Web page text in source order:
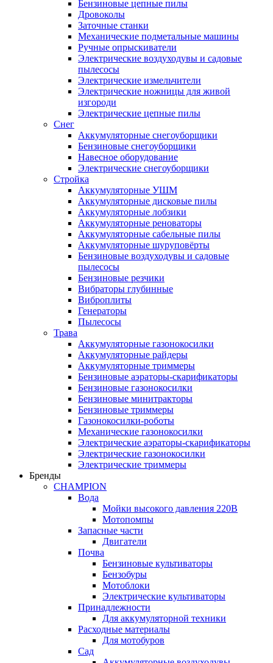
Бензиновые цепные пилы
Дровоколы
Заточные станки
Механические подметальные машины
Ручные опрыскиватели
Электрические воздуходувы и садовые
пылесосы
Электрические измельчители
Электрические ножницы для живой
изгороди
Электрические цепные пилы
Снег
Аккумуляторные снегоуборщики
Бензиновые снегоуборщики
Навесное оборудование
Электрические снегоуборщики
Стройка
Аккумуляторные УШМ
Аккумуляторные дисковые пилы
Аккумуляторные лобзики
Аккумуляторные реноваторы
Аккумуляторные сабельные пилы
Аккумуляторные шуруповёрты
Бензиновые воздуходувы и садовые
пылесосы
Бензиновые резчики
Вибраторы глубинные
Виброплиты
Генераторы
Пылесосы
Трава
Аккумуляторные газонокосилки
Аккумуляторные райдеры
Аккумуляторные триммеры
Бензиновые аэраторы-скарификаторы
Бензиновые газонокосилки
Бензиновые минитракторы
Бензиновые триммеры
Газонокосилки-роботы
Механические газонокосилки
Электрические аэраторы-скарификаторы
Электрические газонокосилки
Электрические триммеры
Бренды
CHAMPION
Вода
Мойки высокого давления 220В
Мотопомпы
Запасные части
Двигатели
Почва
Бензиновые культиваторы
Бензобуры
Мотоблоки
Электрические культиваторы
Принадлежности
Для аккумуляторной техники
Расходные материалы
Для мотобуров
Сад